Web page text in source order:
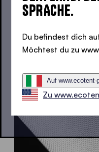
unbesorgt. Sofern
alle Textilien in
aus.
SPRACHE.
Du befindest dich
Möchtest du zu
Auf www.ecotent-
Zu